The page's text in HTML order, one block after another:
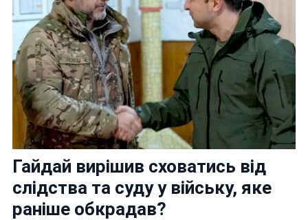
Гайдай вирішив сховатись від
слідства та суду у війську, яке
раніше обкрадав?